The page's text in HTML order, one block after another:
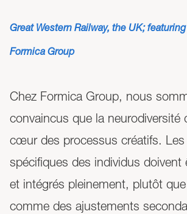
Great Western Railway, the UK;
Formica Group
Chez Formica Group, nous
convaincus que la neurodiversité
cœur des processus créatifs. Les
spécifiques des individus doivent
et intégrés pleinement, plutôt
comme des ajustements